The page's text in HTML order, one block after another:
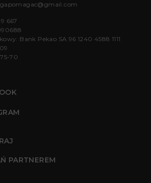
667
Bank Pekao SA 96 1240 4588 1111
70
PARTNEREM